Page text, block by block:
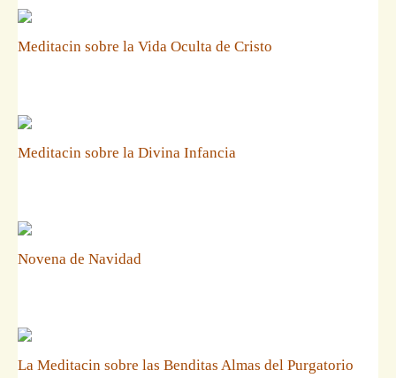
Meditacin sobre la Vida Oculta de Cristo
Meditacin sobre la Divina Infancia
Novena de Navidad
La Meditacin sobre las Benditas Almas del Purgatorio